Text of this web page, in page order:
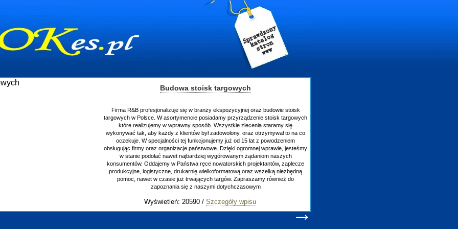
Budowa stoisk targowych
Firma R&B profesjonalizuje się w branży ekspozycyjnej oraz budowie stoisk
targowych w Polsce. W asortymencie posiadamy przyrządzenie stoisk targowych
które realizujemy w wprawny sposób. Wszystkie zlecenia staramy się
wykonywać tak, aby każdy z klientów był zadowolony, oraz otrzymywał to na co
oczekuje. W specjalności tej funkcjonujemy już od 15 lat z powodzeniem
obsługując firmy oraz organizacje państwowe. Dzięki ogromnej wprawie, jesteśmy
w stanie podołać nawet najbardziej wygórowanym żądaniom naszych
konsumentów. Oddajemy w Państwa ręce nowatorskich projektantów, zaplecze
produkcyjne, logistyczne, drukarnię wielkoformatową oraz wszelką niezbędną
pomoc, nawet w czasie już trwających targów. Zapraszamy również do
zapoznania się z naszymi dotychczasowym
Wyświetleń: 20590 /Szczegóły wpisu
→